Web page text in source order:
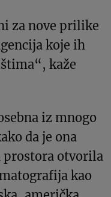
za nove prilike
koje ih
kaže
iz mnogo
da je ona
otvorila
kao